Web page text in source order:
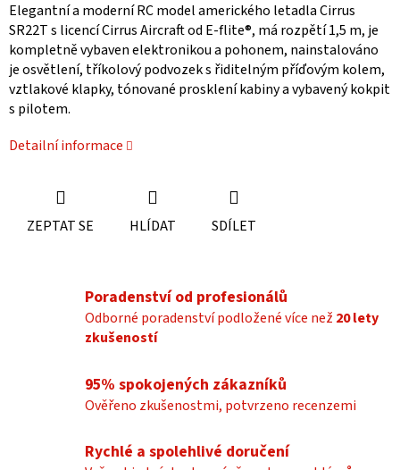
Elegantní a moderní RC model amerického letadla Cirrus
SR22T s licencí Cirrus Aircraft od E-flite®, má rozpětí 1,5 m, je
kompletně vybaven elektronikou a pohonem, nainstalováno
je osvětlení, tříkolový podvozek s řiditelným příďovým kolem,
vztlakové klapky, tónované prosklení kabiny a vybavený kokpit
s pilotem.
Detailní informace
ZEPTAT SE HLÍDAT SDÍLET
Poradenství od profesionálů
Odborné poradenství podložené více než 20 lety
zkušeností
95% spokojených zákazníků
Ověřeno zkušenostmi, potvrzeno recenzemi
Rychlé a spolehlivé doručení